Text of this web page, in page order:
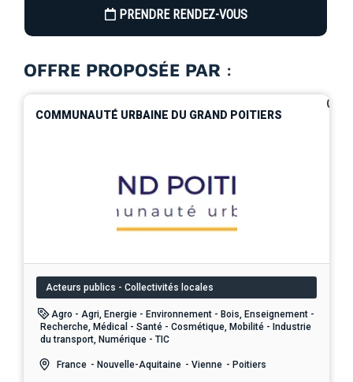
PRENDRE RENDEZ-VOUS
OFFRE PROPOSÉE PAR :
COMMUNAUTÉ URBAINE DU GRAND POITIERS
0
Acteurs publics - Collectivités locales
Agro - Agri, Energie - Environnement - Bois, Enseignement -
Recherche, Médical - Santé - Cosmétique, Mobilité - Industrie
du transport, Numérique - TIC
France - Nouvelle-Aquitaine - Vienne - Poitiers